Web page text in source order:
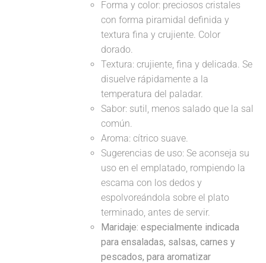
Forma y color: preciosos cristales
con forma piramidal definida y
textura fina y crujiente. Color
dorado.
Textura: crujiente, fina y delicada. Se
disuelve rápidamente a la
temperatura del paladar.
Sabor: sutil, menos salado que la sal
común.
Aroma: cítrico suave.
Sugerencias de uso: Se aconseja su
uso en el emplatado, rompiendo la
escama con los dedos y
espolvoreándola sobre el plato
terminado, antes de servir.
Maridaje: especialmente indicada
para ensaladas, salsas, carnes y
pescados, para aromatizar